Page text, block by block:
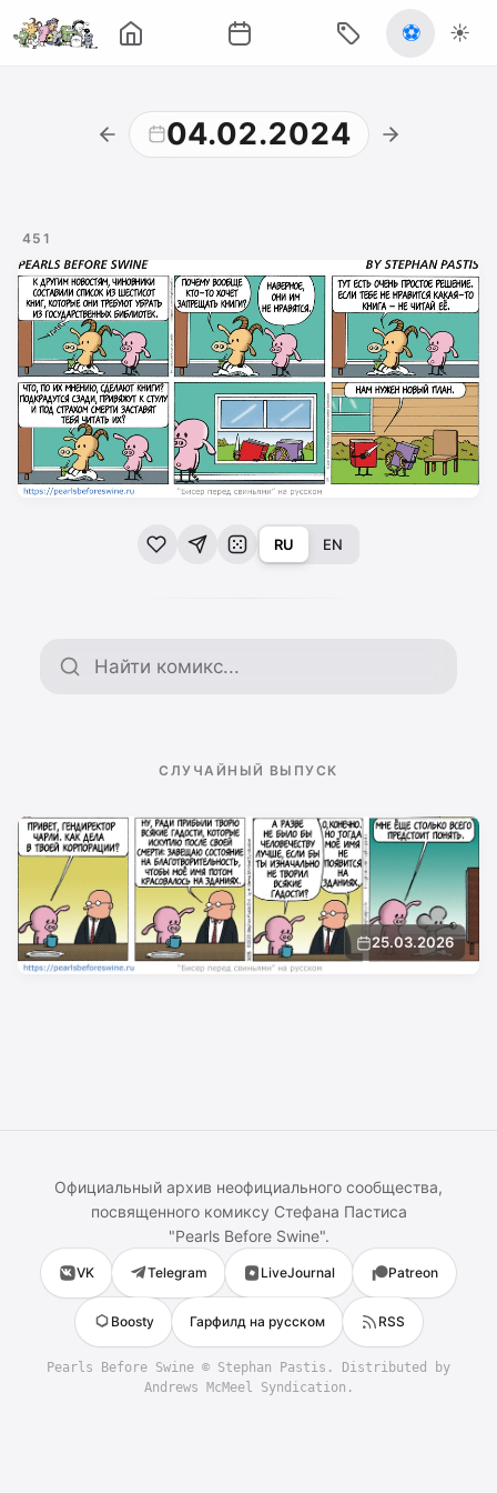
⚽ ☀️
04.02.2024
451
RU EN
Поиск по архиву
СЛУЧАЙНЫЙ ВЫПУСК
25.03.2026
Официальный архив неофициального сообщества,
посвященного комиксу Стефана Пастиса
"Pearls Before Swine".
VK Telegram LiveJournal Patreon
Boosty Гарфилд на русском RSS
Pearls Before Swine © Stephan Pastis . Distributed by
Andrews McMeel Syndication.